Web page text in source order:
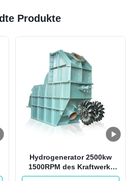
Produkte
Hydrogenerator 2500kw
1500RPM des Kraftwerk-
HPP Pelton mit 1 Düse